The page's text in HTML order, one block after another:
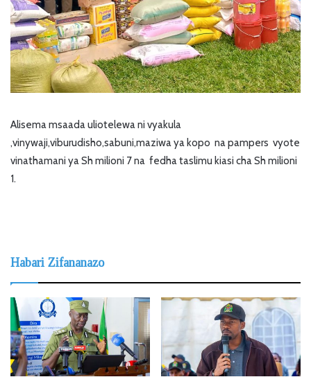
Alisema msaada uliotelewa ni vyakula
,vinywaji,viburudisho,sabuni,maziwa ya kopo na pampers vyote
vinathamani ya Sh milioni 7 na fedha taslimu kiasi cha Sh milioni
1.
Habari Zifananazo